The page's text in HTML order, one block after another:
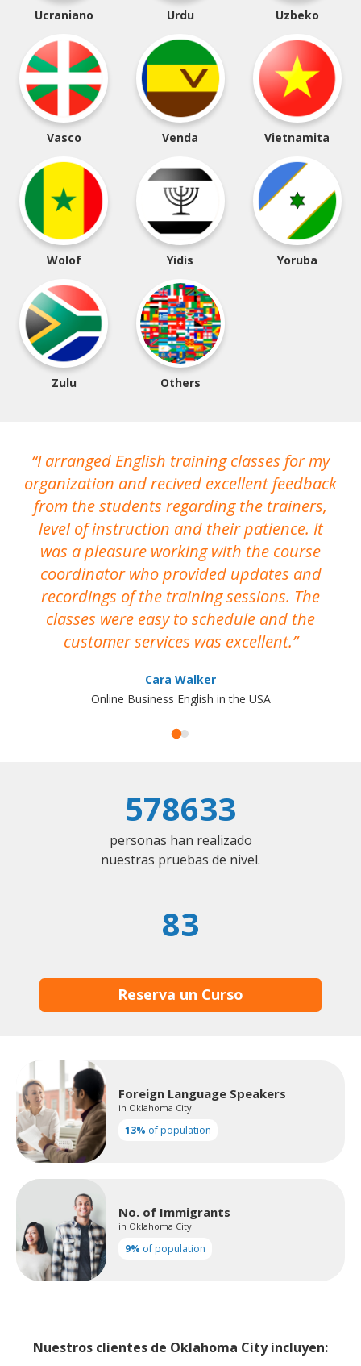
Ucraniano Urdu Uzbeko
Vasco Venda Vietnamita
Wolof Yidis Yoruba
Zulu Others
I arranged English training classes for my
organization and recived excellent feedback
from the students regarding the trainers,
level of instruction and their patience. It
was a pleasure working with the course
coordinator who provided updates and
recordings of the training sessions. The
classes were easy to schedule and the
customer services was excellent.
Cara Walker
Online Business English in the USA
578633
personas han realizado
nuestras pruebas de nivel.
83
Reserva un Curso
Foreign Language Speakers
in Oklahoma City
13% of population
No. of Immigrants
in Oklahoma City
9% of population
Nuestros clientes de Oklahoma City incluyen: